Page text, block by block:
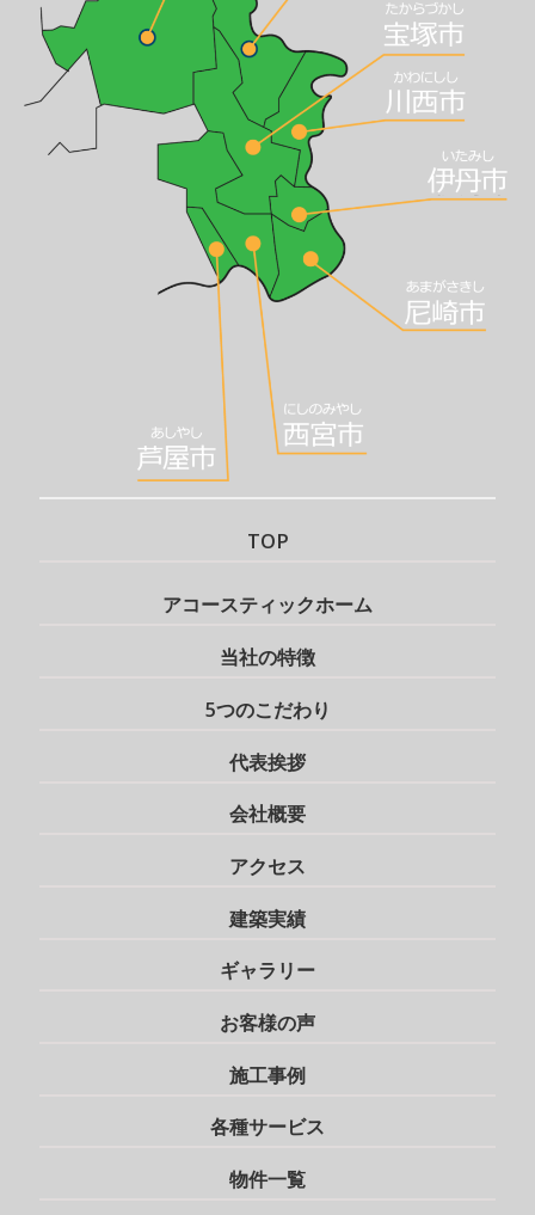
TOP
アコースティックホーム
当社の特徴
5つのこだわり
代表挨拶
会社概要
アクセス
建築実績
ギャラリー
お客様の声
施工事例
各種サービス
物件一覧